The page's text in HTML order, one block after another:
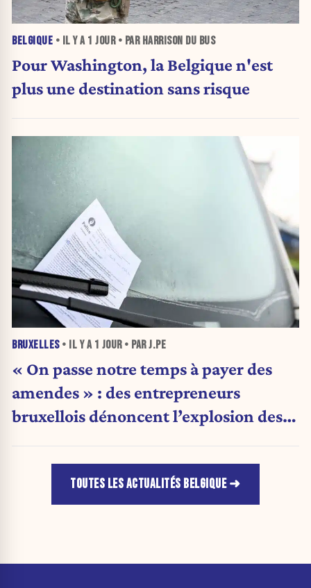
BELGIQUE • IL Y A 1 JOUR• PAR HARRISON DU BUS
Pour Washington, la Belgique n'est
plus une destination sans risque
BRUXELLES• IL Y A 1 JOUR• PAR J.PE
« On passe notre temps à payer des
amendes » : des entrepreneurs
bruxellois dénoncent l’explosion des
TOUTES LES ACTUALITÉS BELGIQUE